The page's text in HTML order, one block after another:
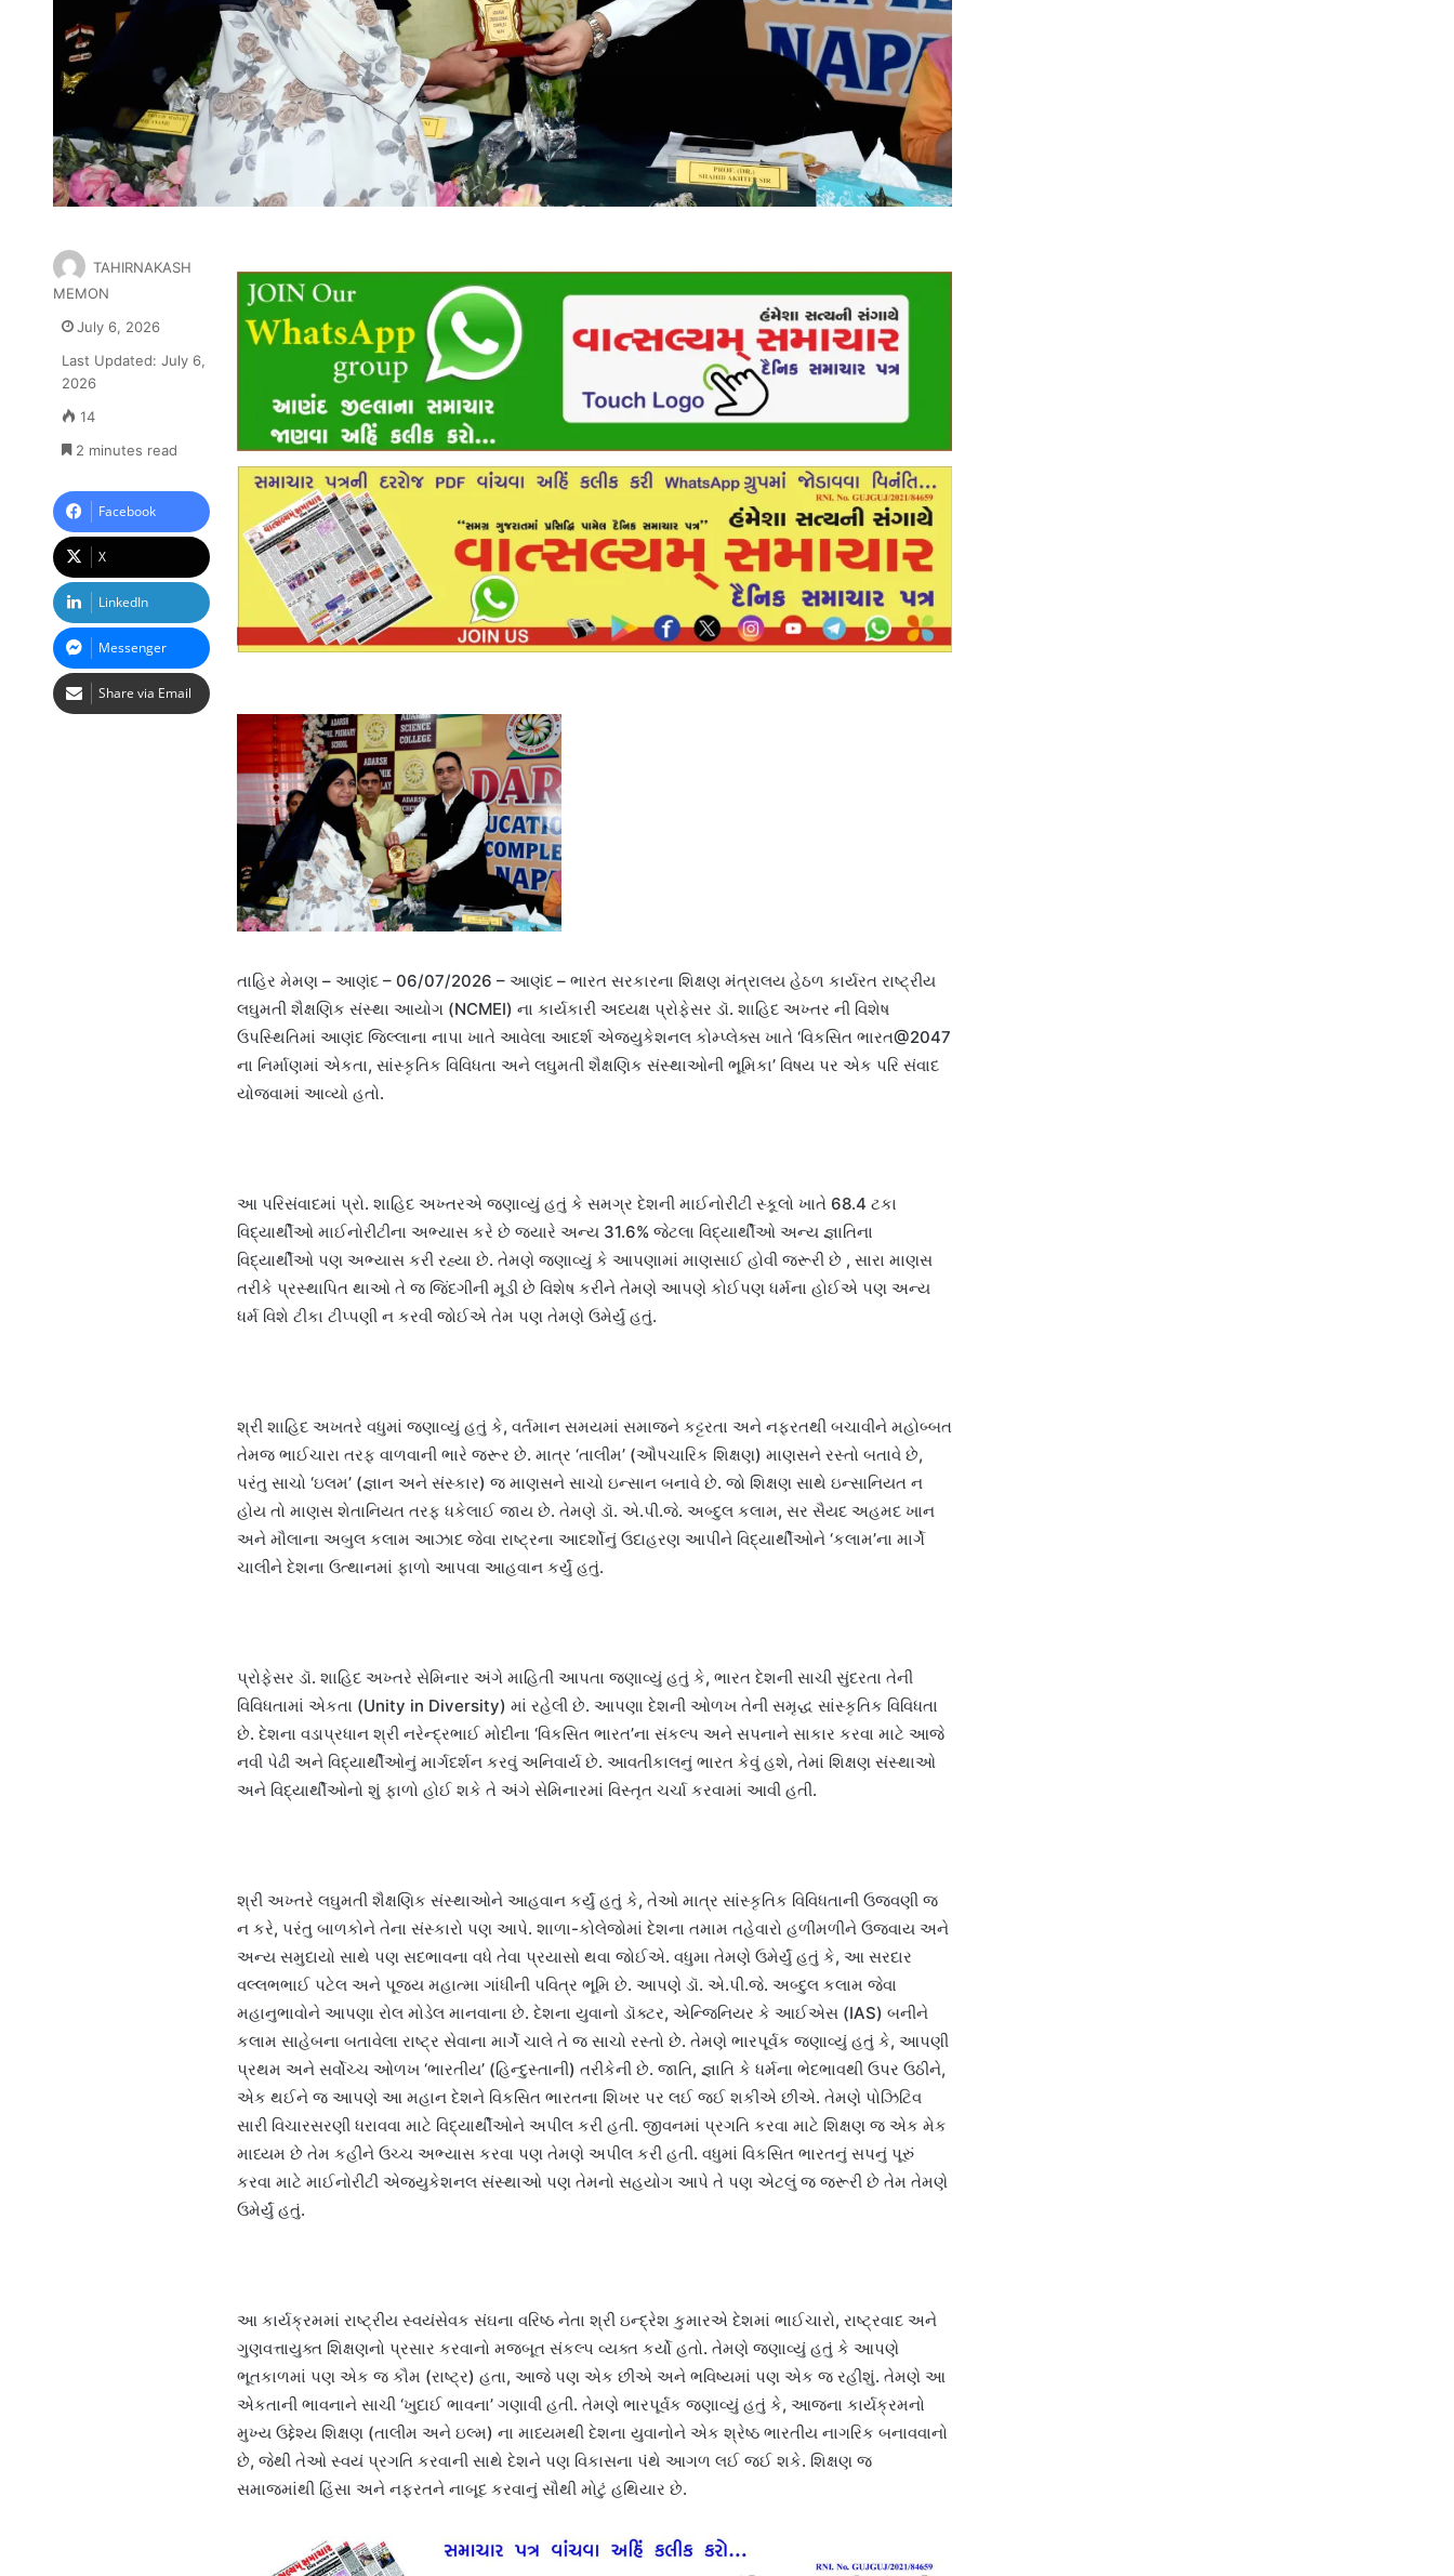
તાહિર મેમણ – આણંદ – 06/07/2026 – આણંદ – ભારત સરકારના શિક્ષણ મંત્રાલય હેઠળ કાર્યરત રાષ્ટ્રીય
લઘુમતી શૈક્ષણિક સંસ્થા આયોગ (NCMEI) ના કાર્યકારી અધ્યક્ષ પ્રોફેસર ડૉ. શાહિદ અખ્તર ની વિશેષ
ઉપસ્થિતિમાં આણંદ જિલ્લાના નાપા ખાતે આવેલા આદર્શ એજ્યુકેશનલ કોમ્પ્લેક્સ ખાતે ‘વિકસિત ભારત@2047
ના નિર્માણમાં એકતા, સાંસ્કૃતિક વિવિધતા અને લઘુમતી શૈક્ષણિક સંસ્થાઓની ભૂમિકા’ વિષય પર એક પરિ સંવાદ
યોજવામાં આવ્યો હતો.
આ પરિસંવાદમાં પ્રો. શાહિદ અખ્તરએ જણાવ્યું હતું કે સમગ્ર દેશની માઈનોરીટી સ્કૂલો ખાતે 68.4 ટકા
વિદ્યાર્થીઓ માઈનોરીટીના અભ્યાસ કરે છે જ્યારે અન્ય 31.6% જેટલા વિદ્યાર્થીઓ અન્ય જ્ઞાતિના
વિદ્યાર્થીઓ પણ અભ્યાસ કરી રહ્યા છે. તેમણે જણાવ્યું કે આપણામાં માણસાઈ હોવી જરૂરી છે , સારા માણસ
તરીકે પ્રસ્થાપિત થાઓ તે જ જિંદગીની મૂડી છે વિશેષ કરીને તેમણે આપણે કોઈપણ ધર્મના હોઈએ પણ અન્ય
ધર્મ વિશે ટીકા ટીપ્પણી ન કરવી જોઈએ તેમ પણ તેમણે ઉમેર્યું હતું.
શ્રી શાહિદ અખતરે વધુમાં જણાવ્યું હતું કે, વર્તમાન સમયમાં સમાજને કટ્ટરતા અને નફરતથી બચાવીને મહોબ્બત
તેમજ ભાઈચારા તરફ વાળવાની ભારે જરૂર છે. માત્ર ‘તાલીમ’ (ઔપચારિક શિક્ષણ) માણસને રસ્તો બતાવે છે,
પરંતુ સાચો ‘ઇલમ’ (જ્ઞાન અને સંસ્કાર) જ માણસને સાચો ઇન્સાન બનાવે છે. જો શિક્ષણ સાથે ઇન્સાનિયત ન
હોય તો માણસ શેતાનિયત તરફ ધકેલાઈ જાય છે. તેમણે ડૉ. એ.પી.જે. અબ્દુલ કલામ, સર સૈયદ અહમદ ખાન
અને મૌલાના અબુલ કલામ આઝાદ જેવા રાષ્ટ્રના આદર્શોનું ઉદાહરણ આપીને વિદ્યાર્થીઓને ‘કલામ’ના માર્ગે
ચાલીને દેશના ઉત્થાનમાં ફાળો આપવા આહવાન કર્યું હતું.
પ્રોફેસર ડૉ. શાહિદ અખ્તરે સેમિનાર અંગે માહિતી આપતા જણાવ્યું હતું કે, ભારત દેશની સાચી સુંદરતા તેની
વિવિધતામાં એકતા (Unity in Diversity) માં રહેલી છે. આપણા દેશની ઓળખ તેની સમૃદ્ધ સાંસ્કૃતિક વિવિધતા
છે. દેશના વડાપ્રધાન શ્રી નરેન્દ્રભાઈ મોદીના ‘વિકસિત ભારત’ના સંકલ્પ અને સપનાને સાકાર કરવા માટે આજે
નવી પેઢી અને વિદ્યાર્થીઓનું માર્ગદર્શન કરવું અનિવાર્ય છે. આવતીકાલનું ભારત કેવું હશે, તેમાં શિક્ષણ સંસ્થાઓ
અને વિદ્યાર્થીઓનો શું ફાળો હોઈ શકે તે અંગે સેમિનારમાં વિસ્તૃત ચર્ચા કરવામાં આવી હતી.
શ્રી અખ્તરે લઘુમતી શૈક્ષણિક સંસ્થાઓને આહવાન કર્યું હતું કે, તેઓ માત્ર સાંસ્કૃતિક વિવિધતાની ઉજવણી જ
ન કરે, પરંતુ બાળકોને તેના સંસ્કારો પણ આપે. શાળા-કોલેજોમાં દેશના તમામ તહેવારો હળીમળીને ઉજવાય અને
અન્ય સમુદાયો સાથે પણ સદભાવના વધે તેવા પ્રયાસો થવા જોઈએ. વધુમા તેમણે ઉમેર્યું હતું કે, આ સરદાર
વલ્લભભાઈ પટેલ અને પૂજ્ય મહાત્મા ગાંધીની પવિત્ર ભૂમિ છે. આપણે ડૉ. એ.પી.જે. અબ્દુલ કલામ જેવા
મહાનુભાવોને આપણા રોલ મોડેલ માનવાના છે. દેશના યુવાનો ડૉક્ટર, એન્જિનિયર કે આઈએસ (IAS) બનીને
કલામ સાહેબના બતાવેલા રાષ્ટ્ર સેવાના માર્ગે ચાલે તે જ સાચો રસ્તો છે. તેમણે ભારપૂર્વક જણાવ્યું હતું કે, આપણી
પ્રથમ અને સર્વોચ્ચ ઓળખ ‘ભારતીય’ (હિન્દુસ્તાની) તરીકેની છે. જાતિ, જ્ઞાતિ કે ધર્મના ભેદભાવથી ઉપર ઉઠીને,
એક થઈને જ આપણે આ મહાન દેશને વિકસિત ભારતના શિખર પર લઈ જઈ શકીએ છીએ. તેમણે પોઝિટિવ
સારી વિચારસરણી ધરાવવા માટે વિદ્યાર્થીઓને અપીલ કરી હતી. જીવનમાં પ્રગતિ કરવા માટે શિક્ષણ જ એક મેક
માધ્યમ છે તેમ કહીને ઉચ્ચ અભ્યાસ કરવા પણ તેમણે અપીલ કરી હતી. વધુમાં વિકસિત ભારતનું સપનું પૂરું
કરવા માટે માઈનોરીટી એજ્યુકેશનલ સંસ્થાઓ પણ તેમનો સહયોગ આપે તે પણ એટલું જ જરૂરી છે તેમ તેમણે
ઉમેર્યું હતું.
આ કાર્યક્રમમાં રાષ્ટ્રીય સ્વયંસેવક સંઘના વરિષ્ઠ નેતા શ્રી ઇન્દ્રેશ કુમારએ દેશમાં ભાઈચારો, રાષ્ટ્રવાદ અને
ગુણવત્તાયુક્ત શિક્ષણનો પ્રસાર કરવાનો મજબૂત સંકલ્પ વ્યક્ત કર્યો હતો. તેમણે જણાવ્યું હતું કે આપણે
ભૂતકાળમાં પણ એક જ કૌમ (રાષ્ટ્ર) હતા, આજે પણ એક છીએ અને ભવિષ્યમાં પણ એક જ રહીશું. તેમણે આ
એકતાની ભાવનાને સાચી ‘ખુદાઈ ભાવના’ ગણાવી હતી. તેમણે ભારપૂર્વક જણાવ્યું હતું કે, આજના કાર્યક્રમનો
મુખ્ય ઉદ્દેશ્ય શિક્ષણ (તાલીમ અને ઇલ્મ) ના માધ્યમથી દેશના યુવાનોને એક શ્રેષ્ઠ ભારતીય નાગરિક બનાવવાનો
છે, જેથી તેઓ સ્વયં પ્રગતિ કરવાની સાથે દેશને પણ વિકાસના પંથે આગળ લઈ જઈ શકે. શિક્ષણ જ
સમાજમાંથી હિંસા અને નફરતને નાબૂદ કરવાનું સૌથી મોટું હથિયાર છે.
TAHIRNAKASH
MEMON
July 6, 2026
Last Updated: July 6,
2026
14
2 minutes read
Facebook
X
LinkedIn
Messenger
Share via Email